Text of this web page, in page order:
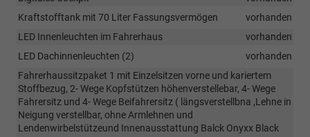
Kraftstofftank mit 70 Liter Fassungsvermögen
vorhanden
LED Innenleuchten im Fahrerhaus
vorhanden
LED Dachinnenleuchten (2)
vorhanden
Fahrerhaussitzpaket 1 mit Einzelsitzen vorne und kariertem
Stoffbezug, 2- Wege Kopfstützen höhenverstellebar, 4- Wege
Fahrersitz und 4- Wege Beifahrersitz ( längsverstellbna ,Lehne in
Neigung verstellbar, ohne Armlehnen und
Lendenwirbelstützeund Innenausstattung Balck Onyxx Black